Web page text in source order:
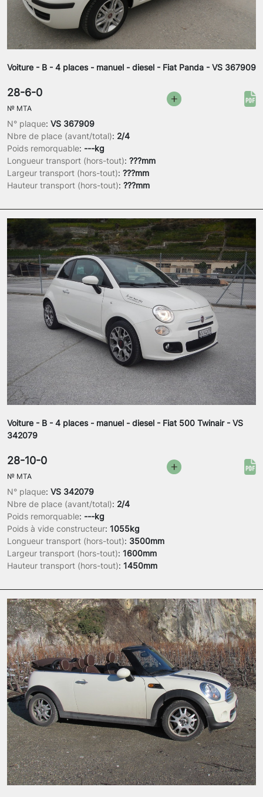
Voiture - B - 4 places - manuel - diesel - Fiat Panda - VS 367909
N° plaque: VS 367909
Nbre de place (avant/total): 2/4
Poids remorquable: ---kg
Longueur transport (hors-tout): ???mm
Largeur transport (hors-tout): ???mm
Hauteur transport (hors-tout): ???mm
28-6-0
№ MTA
Voiture - B - 4 places - manuel - diesel - Fiat 500 Twinair - VS
342079
N° plaque: VS 342079
Nbre de place (avant/total): 2/4
Poids remorquable: ---kg
Poids à vide constructeur: 1055kg
Longueur transport (hors-tout): 3500mm
Largeur transport (hors-tout): 1600mm
Hauteur transport (hors-tout): 1450mm
28-10-0
№ MTA